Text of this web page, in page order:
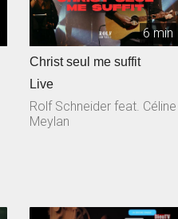
6 min
Christ seul me suffit
Live
Rolf Schneider feat. Céline
Meylan